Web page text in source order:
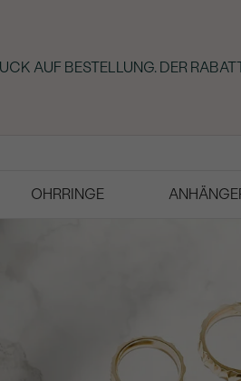
AUF BESTELLUNG. DER
OHRRINGE